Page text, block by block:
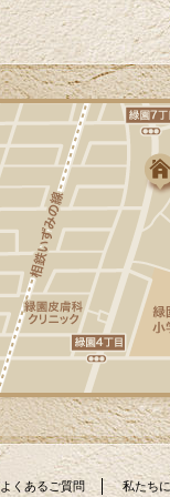
ております。
2026/04/17
青葉が美しい季節
差しを新しい窓で
実施する「みらい
助金の交付が決定
い窓を導入する「
音・結露軽減によ
住環境の向上が期
請には様々な要件
す）カインドリフ
談は無料です。皆
ちしております。
2026/04/07
春、新しいスター
ランドセルを背負
しそうに歩く姿を
ジでは新しい施工
区M様邸ではキッ
様邸では玄関リフ
た。どちらもとて
よくあるご質問 私たち